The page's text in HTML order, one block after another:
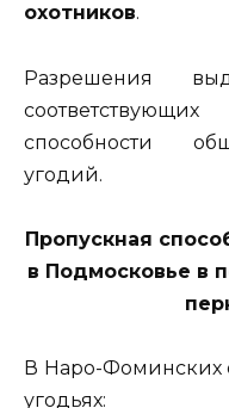
охотников.
Разрешения
способности
угодий.
Пропускная
в Подмосковье в
В Наро-Фоминских
угодьях: